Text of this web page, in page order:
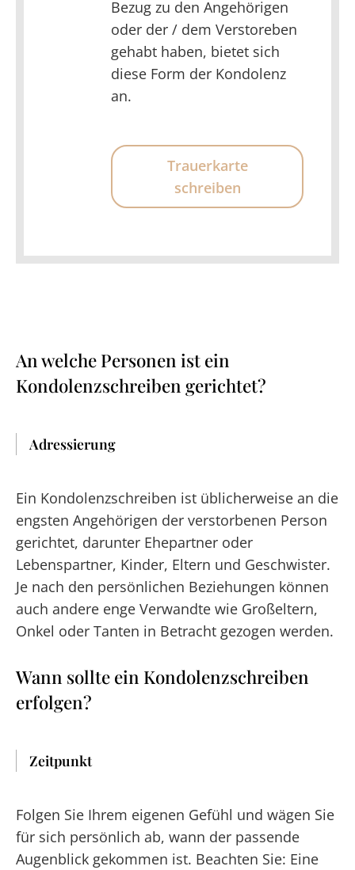
Bezug zu den Angehörigen
oder der / dem Verstoreben
gehabt haben, bietet sich
diese Form der Kondolenz
an.
Trauerkarte
schreiben
An welche Personen ist ein
Kondolenzschreiben gerichtet?
Adressierung
Ein Kondolenzschreiben ist üblicherweise an die
engsten Angehörigen der verstorbenen Person
gerichtet, darunter Ehepartner oder
Lebenspartner, Kinder, Eltern und Geschwister.
Je nach den persönlichen Beziehungen können
auch andere enge Verwandte wie Großeltern,
Onkel oder Tanten in Betracht gezogen werden.
Wann sollte ein Kondolenzschreiben
erfolgen?
Zeitpunkt
Folgen Sie Ihrem eigenen Gefühl und wägen Sie
für sich persönlich ab, wann der passende
Augenblick gekommen ist. Beachten Sie: Eine